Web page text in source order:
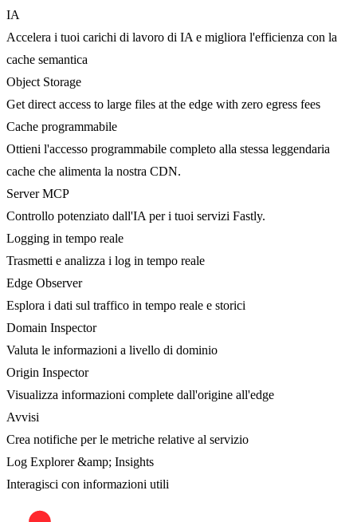
IA
Accelera i tuoi carichi di lavoro di IA e migliora l'efficienza con la
cache semantica
Object Storage
Get direct access to large files at the edge with zero egress fees
Cache programmabile
Ottieni l'accesso programmabile completo alla stessa leggendaria
cache che alimenta la nostra CDN.
Server MCP
Controllo potenziato dall'IA per i tuoi servizi Fastly.
Logging in tempo reale
Trasmetti e analizza i log in tempo reale
Edge Observer
Esplora i dati sul traffico in tempo reale e storici
Domain Inspector
Valuta le informazioni a livello di dominio
Origin Inspector
Visualizza informazioni complete dall'origine all'edge
Avvisi
Crea notifiche per le metriche relative al servizio
Log Explorer &amp; Insights
Interagisci con informazioni utili